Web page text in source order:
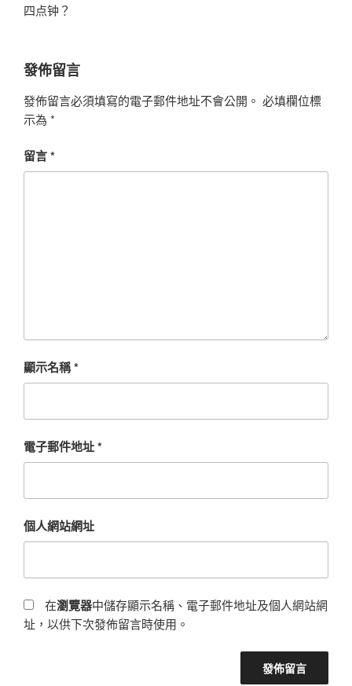
四点钟？
發佈留言
發佈留言必須填寫的電子郵件地址不會公開。 必填欄位標
示為 *
留言*
顯示名稱*
電子郵件地址*
個人網站網址
在瀏覽器中儲存顯示名稱、電子郵件地址及個人網站網
址，以供下次發佈留言時使用。